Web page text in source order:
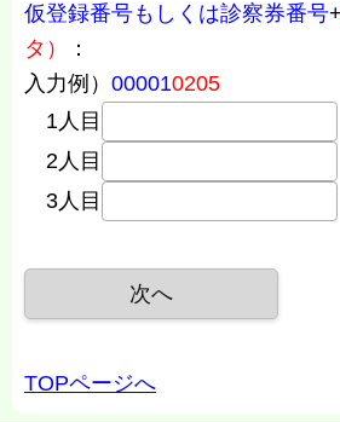
仮登録番号もしくは診察券番号+
タ）
：
入力例） 000010205
1人目
2人目
3人目
TOPページへ